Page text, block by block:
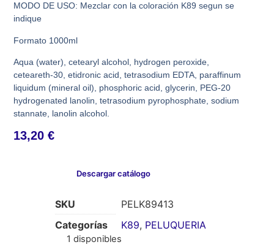
MODO DE USO: Mezclar con la coloración K89 segun se
indique
Formato 1000ml
Aqua (water), cetearyl alcohol, hydrogen peroxide,
ceteareth-30, etidronic acid, tetrasodium EDTA, paraffinum
liquidum (mineral oil), phosphoric acid, glycerin, PEG-20
hydrogenated lanolin, tetrasodium pyrophosphate, sodium
stannate, lanolin alcohol.
13,20€
Descargar catálogo
SKU
PELK89413
Categorías
K89, PELUQUERIA
1 disponibles